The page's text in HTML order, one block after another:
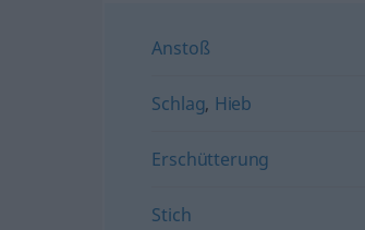
Anstoß
Schlag, Hieb
Erschütterung
Stich